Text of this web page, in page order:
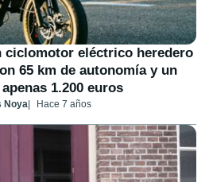
ciclomotor eléctrico heredero
65 km de autonomía y un
1.200 euros
Noya Hace 7 años